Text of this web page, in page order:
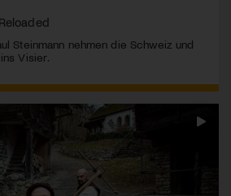
Steinmann nehmen die Schweiz und
Visier.